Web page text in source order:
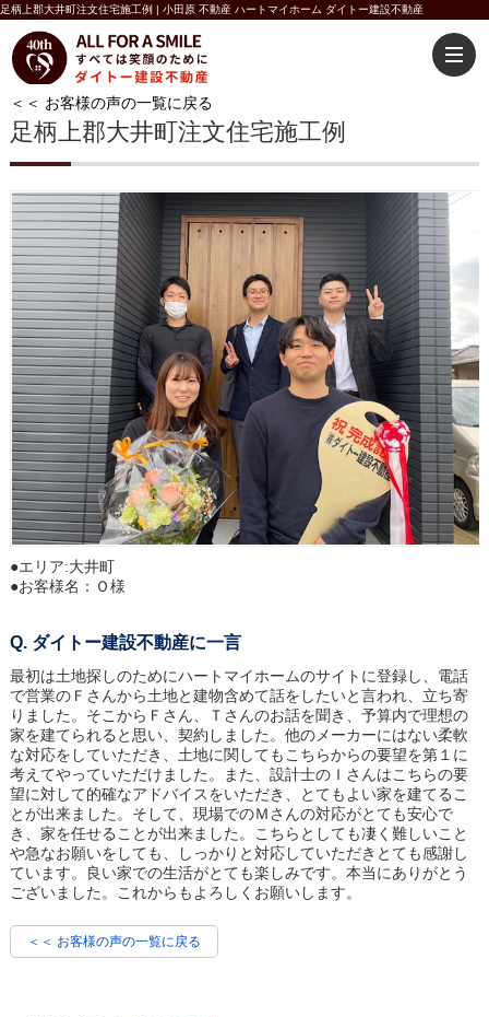
足柄上郡大井町注文住宅施工例 | 小田原 不動産 ハートマイホーム ダイトー建設不動産
＜＜ お客様の声の一覧に戻る
足柄上郡大井町注文住宅施工例
●エリア:大井町
●お客様名： Ｏ様
ダイトー建設不動産に一言
最初は土地探しのためにハートマイホームのサイトに登録し、電話
で営業のＦさんから土地と建物含めて話をしたいと言われ、立ち寄
りました。そこからＦさん、Ｔさんのお話を聞き、予算内で理想の
家を建てられると思い、契約しました。他のメーカーにはない柔軟
な対応をしていただき、土地に関してもこちらからの要望を第１に
考えてやっていただけました。また、設計士のＩさんはこちらの要
望に対して的確なアドバイスをいただき、とてもよい家を建てるこ
とが出来ました。そして、現場でのＭさんの対応がとても安心で
き、家を任せることが出来ました。こちらとしても凄く難しいこと
や急なお願いをしても、しっかりと対応していただきとても感謝し
ています。良い家での生活がとても楽しみです。本当にありがとう
ございました。これからもよろしくお願いします。
＜＜ お客様の声の一覧に戻る